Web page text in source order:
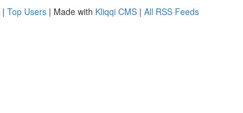
| Top Users | Made with Kliqqi CMS | All RSS Feeds